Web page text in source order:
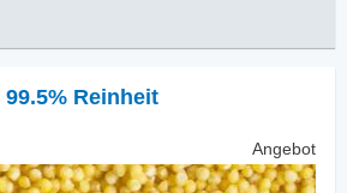
99.5% Reinheit
Angebot